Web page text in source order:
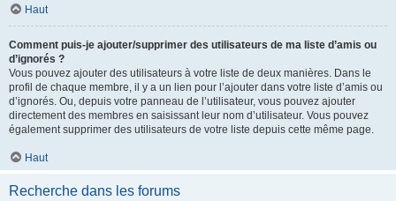
Haut
Comment puis-je ajouter/supprimer des utilisateurs de ma liste d’amis ou
d’ignorés ?
Vous pouvez ajouter des utilisateurs à votre liste de deux manières. Dans le
profil de chaque membre, il y a un lien pour l’ajouter dans votre liste d’amis ou
d’ignorés. Ou, depuis votre panneau de l’utilisateur, vous pouvez ajouter
directement des membres en saisissant leur nom d’utilisateur. Vous pouvez
également supprimer des utilisateurs de votre liste depuis cette même page.
Haut
Recherche dans les forums